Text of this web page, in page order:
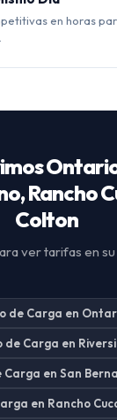
en horas
Rancho
Colton
ver tarifas en su
de Carga en
de Carga en
Carga en San
en Rancho